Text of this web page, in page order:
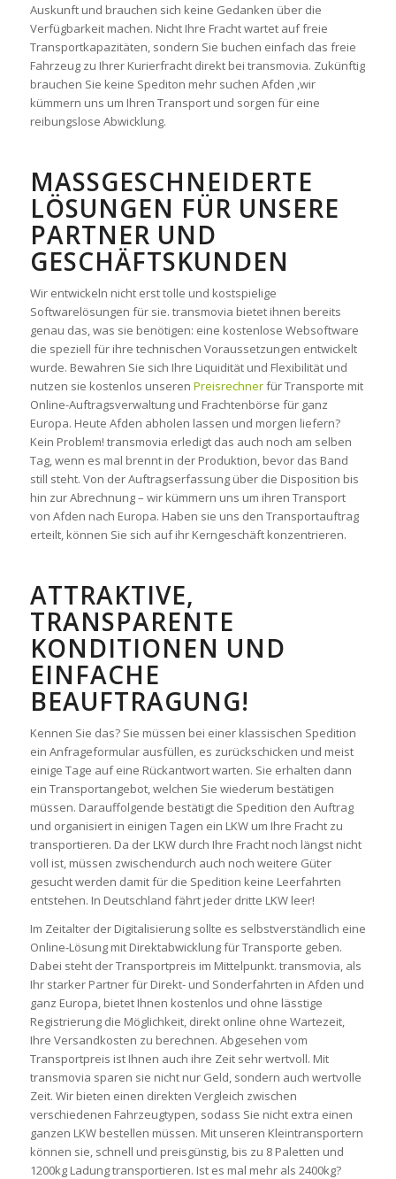
Auskunft und brauchen sich keine Gedanken über die
Verfügbarkeit machen. Nicht Ihre Fracht wartet auf freie
Transportkapazitäten, sondern Sie buchen einfach das freie
Fahrzeug zu Ihrer Kurierfracht direkt bei transmovia. Zukünftig
brauchen Sie keine Spediton mehr suchen Afden ,wir
kümmern uns um Ihren Transport und sorgen für eine
reibungslose Abwicklung.
MASSGESCHNEIDERTE L
ÖSUNGEN FÜR UNSERE P
ARTNER UND G
ESCHÄFTSKUNDEN
Wir entwickeln nicht erst tolle und kostspielige
Softwarelösungen für sie. transmovia bietet ihnen bereits
genau das, was sie benötigen: eine kostenlose Websoftware
die speziell für ihre technischen Voraussetzungen entwickelt
wurde. Bewahren Sie sich Ihre Liquidität und Flexibilität und
nutzen sie kostenlos unseren Preisrechnerfür Transporte mit
Online-Auftragsverwaltung und Frachtenbörse für ganz
Europa. Heute Afden abholen lassen und morgen liefern?
Kein Problem! transmovia erledigt das auch noch am selben
Tag, wenn es mal brennt in der Produktion, bevor das Band
still steht. Von der Auftragserfassung über die Disposition bis
hin zur Abrechnung – wir kümmern uns um ihren Transport
von Afden nach Europa. Haben sie uns den Transportauftrag
erteilt, können Sie sich auf ihr Kerngeschäft konzentrieren.
ATTRAKTIVE,
TRANSPARENTE
KONDITIONEN UND
EINFACHE
BEAUFTRAGUNG!
Kennen Sie das? Sie müssen bei einer klassischen Spedition
ein Anfrageformular ausfüllen, es zurückschicken und meist
einige Tage auf eine Rückantwort warten. Sie erhalten dann
ein Transportangebot, welchen Sie wiederum bestätigen
müssen. Darauffolgende bestätigt die Spedition den Auftrag
und organisiert in einigen Tagen ein LKW um Ihre Fracht zu
transportieren. Da der LKW durch Ihre Fracht noch längst nicht
voll ist, müssen zwischendurch auch noch weitere Güter
gesucht werden damit für die Spedition keine Leerfahrten
entstehen. In Deutschland fährt jeder dritte LKW leer!
Im Zeitalter der Digitalisierung sollte es selbstverständlich eine
Online-Lösung mit Direktabwicklung für Transporte geben.
Dabei steht der Transportpreis im Mittelpunkt. transmovia, als
Ihr starker Partner für Direkt- und Sonderfahrten in Afden und
ganz Europa, bietet Ihnen kostenlos und ohne lässtige
Registrierung die Möglichkeit, direkt online ohne Wartezeit,
Ihre Versandkosten zu berechnen. Abgesehen vom
Transportpreis ist Ihnen auch ihre Zeit sehr wertvoll. Mit
transmovia sparen sie nicht nur Geld, sondern auch wertvolle
Zeit. Wir bieten einen direkten Vergleich zwischen
verschiedenen Fahrzeugtypen, sodass Sie nicht extra einen
ganzen LKW bestellen müssen. Mit unseren Kleintransportern
können sie, schnell und preisgünstig, bis zu 8 Paletten und
1200kg Ladung transportieren. Ist es mal mehr als 2400kg?